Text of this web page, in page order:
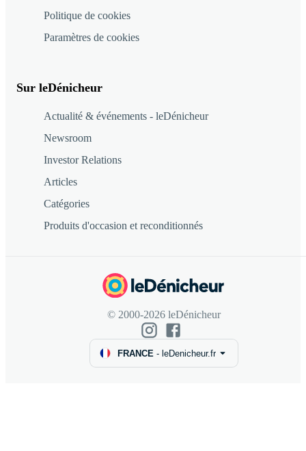
Politique de cookies
Paramètres de cookies
Sur leDénicheur
Actualité & événements - leDénicheur
Newsroom
Investor Relations
Articles
Catégories
Produits d'occasion et reconditionnés
© 2000-2026 leDénicheur
FRANCE - leDenicheur.fr